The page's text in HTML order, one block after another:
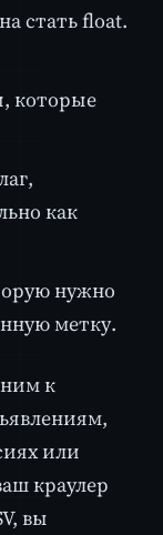
стать float.
которые
как
нужно
метку.
к
или
краулер
вы